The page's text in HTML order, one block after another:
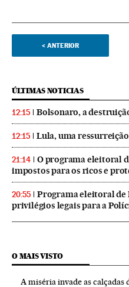
< ANTERIOR
ÚLTIMAS NOTICIAS
12:15 Bolsonaro, a
12:15 Lula, uma ressurreição
21:14
O programa eleitoral
impostos para os ricos e
20:55
Programa eleitoral de
privilégios legais para a
O MAIS VISTO
A miséria invade as calçadas